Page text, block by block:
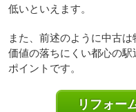
低いといえます。
また、前述のように中古
価値の落ちにくい都心の
ポイントです。
リフォー